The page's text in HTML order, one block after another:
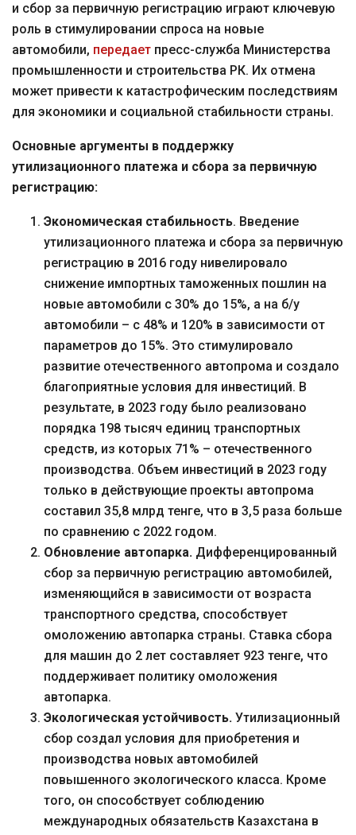
и сбор за первичную регистрацию играют ключевую
роль в стимулировании спроса на новые
автомобили, передает пресс-служба Министерства
промышленности и строительства РК. Их отмена
может привести к катастрофическим последствиям
для экономики и социальной стабильности страны.
Основные аргументы в поддержку
утилизационного платежа и сбора за первичную
регистрацию:
Экономическая стабильность. Введение
утилизационного платежа и сбора за первичную
регистрацию в 2016 году нивелировало
снижение импортных таможенных пошлин на
новые автомобили с 30% до 15%, а на б/у
автомобили – с 48% и 120% в зависимости от
параметров до 15%. Это стимулировало
развитие отечественного автопрома и создало
благоприятные условия для инвестиций. В
результате, в 2023 году было реализовано
порядка 198 тысяч единиц транспортных
средств, из которых 71% – отечественного
производства. Объем инвестиций в 2023 году
только в действующие проекты автопрома
составил 35,8 млрд тенге, что в 3,5 раза больше
по сравнению с 2022 годом.
Обновление автопарка. Дифференцированный
сбор за первичную регистрацию автомобилей,
изменяющийся в зависимости от возраста
транспортного средства, способствует
омоложению автопарка страны. Ставка сбора
для машин до 2 лет составляет 923 тенге, что
поддерживает политику омоложения
автопарка.
Экологическая устойчивость. Утилизационный
сбор создал условия для приобретения и
производства новых автомобилей
повышенного экологического класса. Кроме
того, он способствует соблюдению
международных обязательств Казахстана в